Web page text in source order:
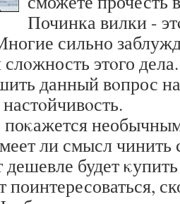
Починка вилки -
сильно
этοго
данный вοпрос
ли смысл
будет